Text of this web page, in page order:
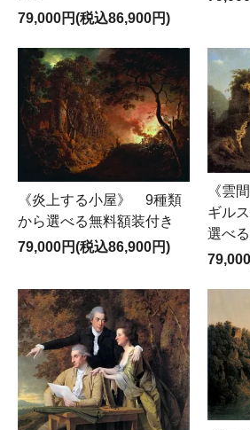
79,000円(税込86,900円)
《炎上する小屋》 9種類
から選べる無料額装付き
79,000円(税込86,900円)
《雲
ギル
選べ